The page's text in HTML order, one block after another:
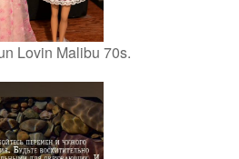
Lovin Malibu 70s.